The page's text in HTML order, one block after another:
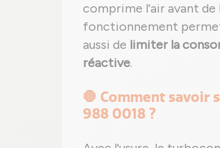
comprime l'air avant
fonctionnement
aussi de limiter la
réactive.
🛑 Comment savoir
988 0018 ?